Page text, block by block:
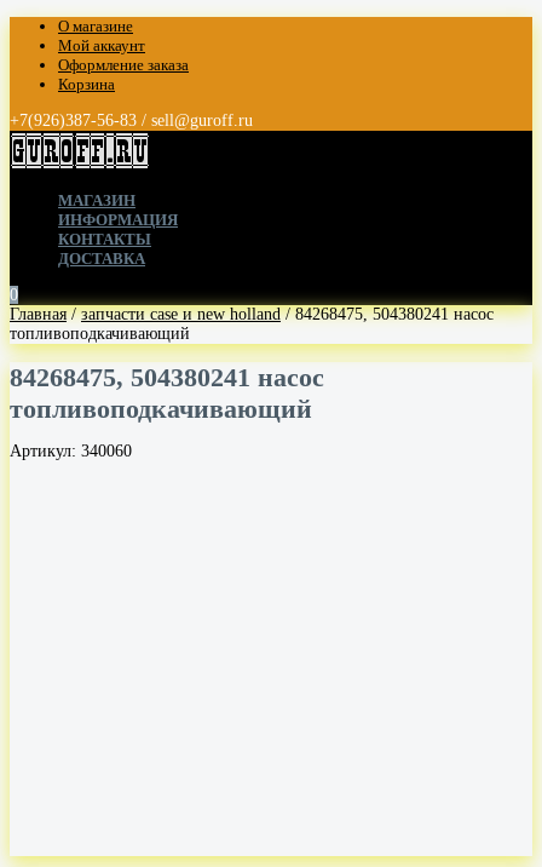
О магазине
Мой аккаунт
Оформление заказа
Корзина
+7(926)387-56-83 / sell@guroff.ru
МАГАЗИН
ИНФОРМАЦИЯ
КОНТАКТЫ
ДОСТАВКА
0
Главная/запчасти case и new holland/ 84268475, 504380241 насос
топливоподкачивающий
84268475, 504380241 насос
топливоподкачивающий
Артикул: 340060